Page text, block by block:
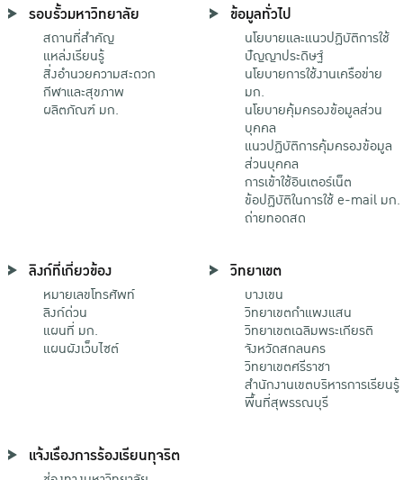
รอบรั้วมหาวิทยาลัย
สถานที่สำคัญ
แหล่งเรียนรู้
สิ่งอำนวยความสะดวก
กีฬาและสุขภาพ
ผลิตภัณฑ์ มก.
ข้อมูลทั่วไป
นโยบายและแนวปฏิบัติการใช้
ปัญญาประดิษฐ์
นโยบายการใช้งานเครือข่าย
มก.
นโยบายคุ้มครองข้อมูลส่วน
บุคคล
แนวปฏิบัติการคุ้มครองข้อมูล
ส่วนบุคคล
การเข้าใช้อินเตอร์เน็ต
ข้อปฏิบัติในการใช้ e-mail มก.
ถ่ายทอดสด
ลิงก์ที่เกี่ยวข้อง
หมายเลขโทรศัพท์
ลิงก์ด่วน
แผนที่ มก.
แผนผังเว็บไซต์
วิทยาเขต
บางเขน
วิทยาเขตกําแพงแสน
วิทยาเขตเฉลิมพระเกียรติ
จังหวัดสกลนคร
วิทยาเขตศรีราชา
สำนักงานเขตบริหารการเรียนรู้
พื้นที่สุพรรณบุรี
แจ้งเรื่องการร้องเรียนทุจริต